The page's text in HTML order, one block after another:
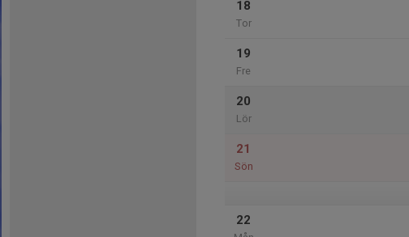
18
Tor
19
Fre
20
Lör
21
Sön
22